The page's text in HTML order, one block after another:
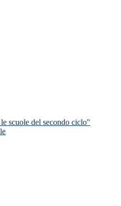
scuole del secondo ciclo"